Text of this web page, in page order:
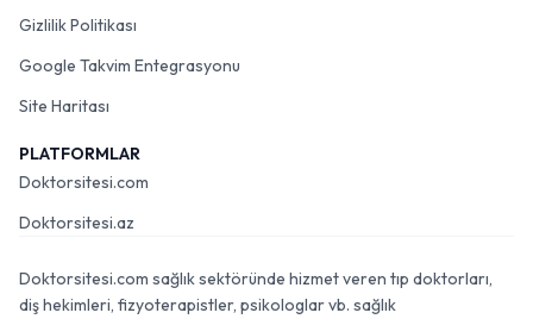
Gizlilik Politikası
Google Takvim Entegrasyonu
Site Haritası
PLATFORMLAR
Doktorsitesi.com
Doktorsitesi.az
Doktorsitesi.com sağlık sektöründe hizmet veren tıp doktorları,
diş hekimleri, fizyoterapistler, psikologlar vb. sağlık